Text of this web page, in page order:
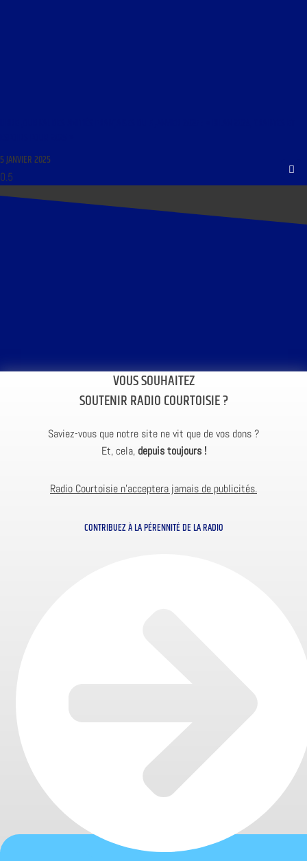
5 JANVIER 2025
VOUS SOUHAITEZ
SOUTENIR RADIO COURTOISIE ?
Saviez-vous que notre site ne vit que de vos dons ?
Et, cela, depuis toujours !
Radio Courtoisie n’acceptera jamais de publicités.
CONTRIBUEZ À LA PÉRENNITÉ DE LA RADIO